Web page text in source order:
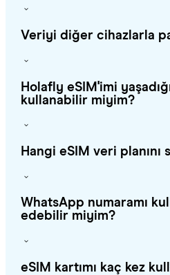
Veriyi diğer cihazlarla
Holafly eSIM'imi
kullanabilir miyim?
Hangi eSIM veri planını
WhatsApp numaramı
edebilir miyim?
eSIM kartımı kaç kez